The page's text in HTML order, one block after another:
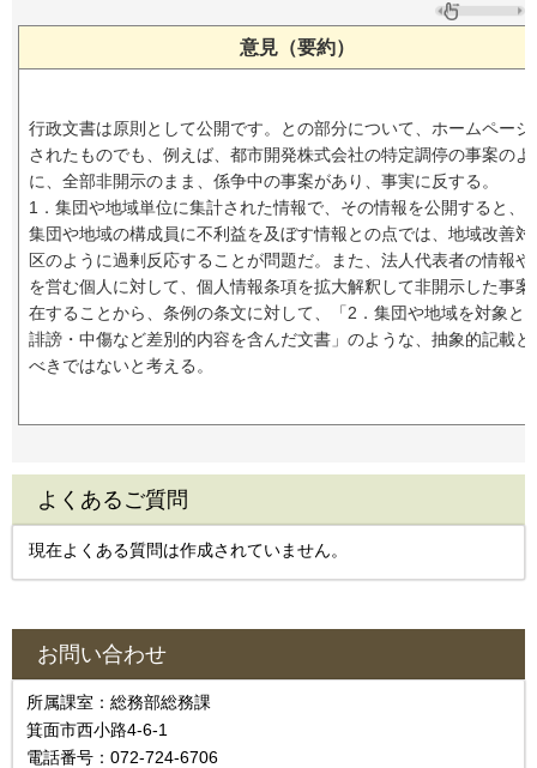
意見（要約）
行政文書は原則として公開です。との部分について、ホームページ
されたものでも、例えば、都市開発株式会社の特定調停の事案のよ
に、全部非開示のまま、係争中の事案があり、事実に反する。
1．集団や地域単位に集計された情報で、その情報を公開すると、
集団や地域の構成員に不利益を及ぼす情報との点では、地域改善対
区のように過剰反応することが問題だ。また、法人代表者の情報や
を営む個人に対して、個人情報条項を拡大解釈して非開示した事案
在することから、条例の条文に対して、「2．集団や地域を対象と
誹謗・中傷など差別的内容を含んだ文書」のような、抽象的記載と
べきではないと考える。
よくあるご質問
現在よくある質問は作成されていません。
お問い合わせ
所属課室：総務部総務課
箕面市西小路4‐6‐1
電話番号：072-724-6706